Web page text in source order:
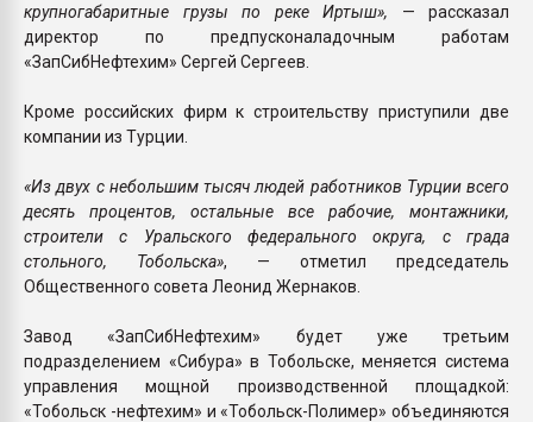
крупногабаритные грузы по реке Иртыш», — рассказал
директор по предпусконаладочным работам
«ЗапСибНефтехим» Сергей Сергеев.
Кроме российских фирм к строительству приступили две
компании из Турции.
«Из двух с небольшим тысяч людей работников Турции всего
десять процентов, остальные все рабочие, монтажники,
строители с Уральского федерального округа, с града
стольного, Тобольска», — отметил председатель
Общественного совета Леонид Жернаков.
Завод «ЗапСибНефтехим» будет уже третьим
подразделением «Сибура» в Тобольске, меняется система
управления мощной производственной площадкой:
«Тобольск -нефтехим» и «Тобольск-Полимер» объединяются